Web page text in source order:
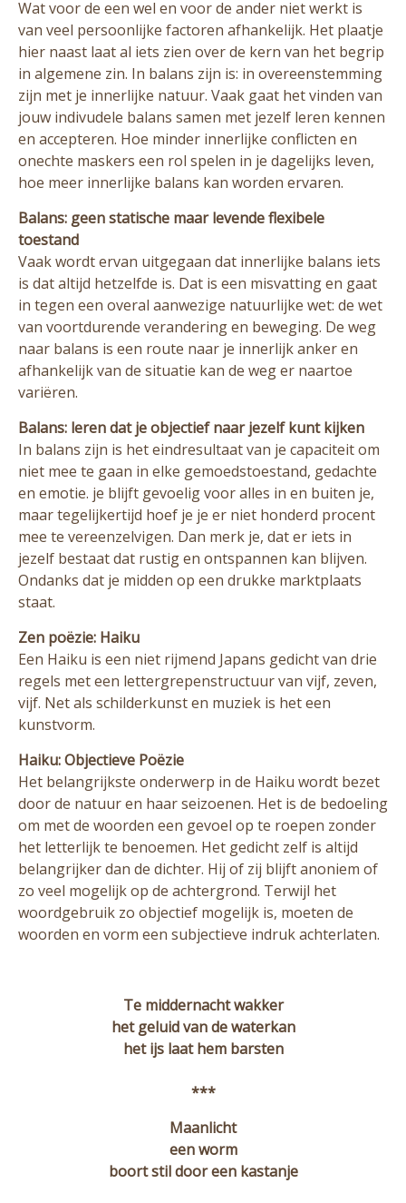
Wat voor de een wel en voor de ander niet werkt is
van veel persoonlijke factoren afhankelijk. Het plaatje
hier naast laat al iets zien over de kern van het begrip
in algemene zin. In balans zijn is: in overeenstemming
zijn met je innerlijke natuur. Vaak gaat het vinden van
jouw indivudele balans samen met jezelf leren kennen
en accepteren. Hoe minder innerlijke conflicten en
onechte maskers een rol spelen in je dagelijks leven,
hoe meer innerlijke balans kan worden ervaren.
Balans: geen statische maar levende flexibele
toestand
Vaak wordt ervan uitgegaan dat innerlijke balans iets
is dat altijd hetzelfde is. Dat is een misvatting en gaat
in tegen een overal aanwezige natuurlijke wet: de wet
van voortdurende verandering en beweging. De weg
naar balans is een route naar je innerlijk anker en
afhankelijk van de situatie kan de weg er naartoe
variëren.
Balans: leren dat je objectief naar jezelf kunt kijken
In balans zijn is het eindresultaat van je capaciteit om
niet mee te gaan in elke gemoedstoestand, gedachte
en emotie. je blijft gevoelig voor alles in en buiten je,
maar tegelijkertijd hoef je je er niet honderd procent
mee te vereenzelvigen. Dan merk je, dat er iets in
jezelf bestaat dat rustig en ontspannen kan blijven.
Ondanks dat je midden op een drukke marktplaats
staat.
Zen poëzie: Haiku
Een Haiku is een niet rijmend Japans gedicht van drie
regels met een lettergrepenstructuur van vijf, zeven,
vijf. Net als schilderkunst en muziek is het een
kunstvorm.
Haiku: Objectieve Poëzie
Het belangrijkste onderwerp in de Haiku wordt bezet
door de natuur en haar seizoenen. Het is de bedoeling
om met de woorden een gevoel op te roepen zonder
het letterlijk te benoemen. Het gedicht zelf is altijd
belangrijker dan de dichter. Hij of zij blijft anoniem of
zo veel mogelijk op de achtergrond. Terwijl het
woordgebruik zo objectief mogelijk is, moeten de
woorden en vorm een subjectieve indruk achterlaten.
Te middernacht wakker
het geluid van de waterkan
het ijs laat hem barsten
***
Maanlicht
een worm
boort stil door een kastanje